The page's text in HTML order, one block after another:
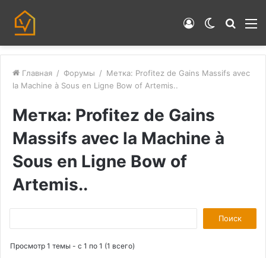
Switch
Войти
Главная / Форумы / Метка: Profitez de Gains Massifs avec
la Machine à Sous en Ligne Bow of Artemis..
Метка: Profitez de Gains
Massifs avec la Machine à
Sous en Ligne Bow of
Artemis..
о
и
Просмотр 1 темы - с 1 по 1 (1 всего)